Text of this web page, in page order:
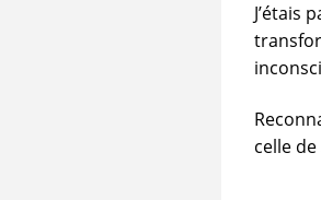
J’étais
celle